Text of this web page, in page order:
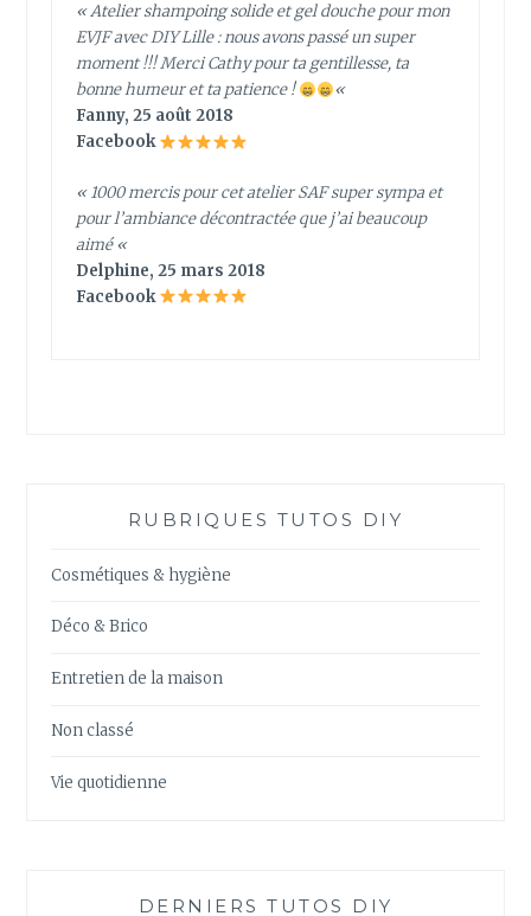
« Atelier shampoing solide et gel douche pour mon
EVJF avec DIY Lille : nous avons passé un super
moment !!! Merci Cathy pour ta gentillesse, ta
bonne humeur et ta patience !
«
Fanny, 25 août 2018
Facebook
« 1000 mercis pour cet atelier SAF super sympa et
pour l’ambiance décontractée que j’ai beaucoup
aimé«
Delphine, 25 mars 2018
Facebook
RUBRIQUES TUTOS DIY
Cosmétiques & hygiène
Déco & Brico
Entretien de la maison
Non classé
Vie quotidienne
DERNIERS TUTOS DIY